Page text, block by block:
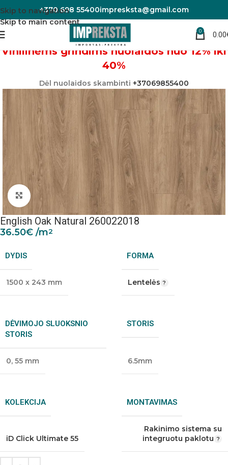
Skip to navigation
Skip to main content
+370 698 55400impresksta@gmail.com
0 0.00
Pradžia Vinilinės grindys
Vinilinėms grindims nuolaidos nuo 12% iki
40%
Dėl nuolaidos skambinti +37069855400
Padidinti nuotrauką
English Oak Natural 260022018
36.50€ /m2
DYDIS
1500 x 243 mm
FORMA
Lentelės
DĖVIMOJO SLUOKSNIO
STORIS
0, 55 mm
STORIS
6.5mm
KOLEKCIJA
iD Click Ultimate 55
MONTAVIMAS
Rakinimo sistema su
integruotu paklotu